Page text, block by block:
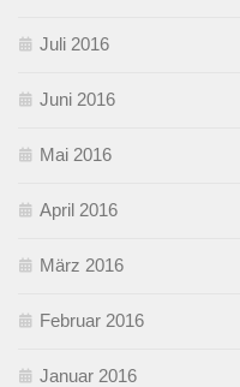
Juli 2016
Juni 2016
Mai 2016
April 2016
März 2016
Februar 2016
Januar 2016